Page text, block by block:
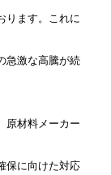
ります。これに
急激な高騰が続
原材料メーカー
保に向けた対応